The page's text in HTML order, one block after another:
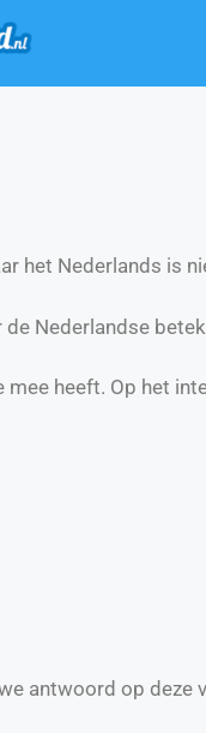
het Nederlands is
Nederlandse
heeft. Op het
antwoord op deze